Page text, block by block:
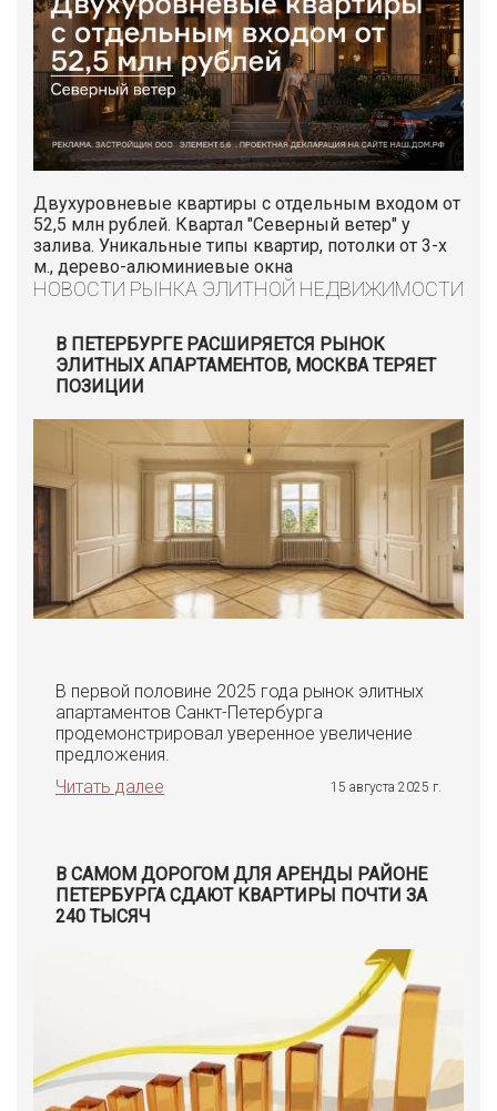
Двухуровневые квартиры с отдельным входом от
52,5 млн рублей. Квартал "Северный ветер" у
залива. Уникальные типы квартир, потолки от 3-х
м., дерево-алюминиевые окна
НОВОСТИ РЫНКА ЭЛИТНОЙ НЕДВИЖИМОСТИ
В ПЕТЕРБУРГЕ РАСШИРЯЕТСЯ РЫНОК
ЭЛИТНЫХ АПАРТАМЕНТОВ, МОСКВА ТЕРЯЕТ
ПОЗИЦИИ
В первой половине 2025 года рынок элитных
апартаментов Санкт-Петербурга
продемонстрировал уверенное увеличение
предложения.
Читать далее
15 августа 2025 г.
В САМОМ ДОРОГОМ ДЛЯ АРЕНДЫ РАЙОНЕ
ПЕТЕРБУРГА СДАЮТ КВАРТИРЫ ПОЧТИ ЗА
240 ТЫСЯЧ